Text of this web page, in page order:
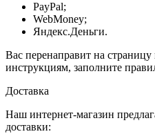
PayPal;
WebMoney;
Яндекс.Деньги.
Вас перенаправит на страницу
инструкциям, заполните
Доставка
Наш интернет-магазин
доставки: